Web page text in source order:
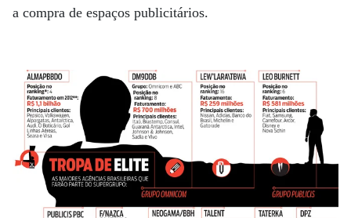
a compra de espaços publicitários.